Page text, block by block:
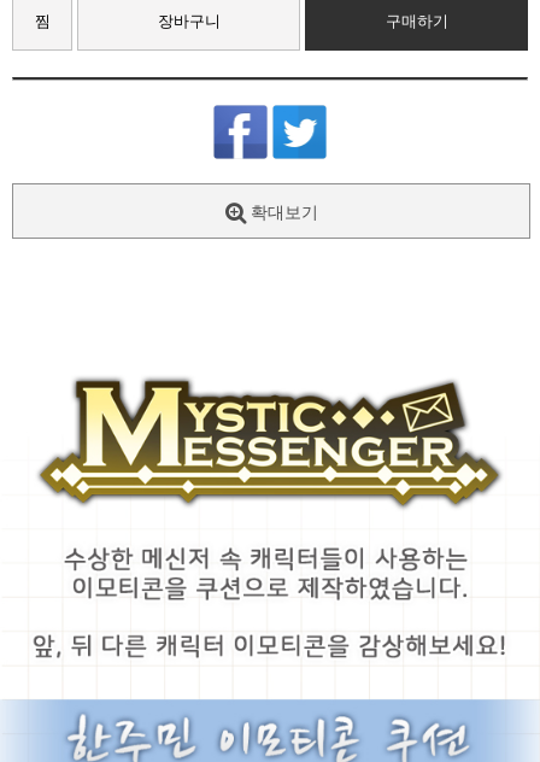
찜 장바구니 구매하기
확대보기